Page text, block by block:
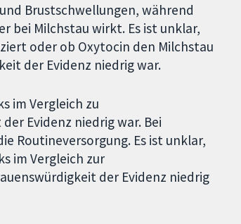
Brustschwellungen, während
bei Milchstau wirkt. Es ist unklar,
oder ob Oxytocin den Milchstau
der Evidenz niedrig war.
im Vergleich zu
Evidenz niedrig war. Bei
Routineversorgung. Es ist unklar,
im Vergleich zur
der Evidenz niedrig